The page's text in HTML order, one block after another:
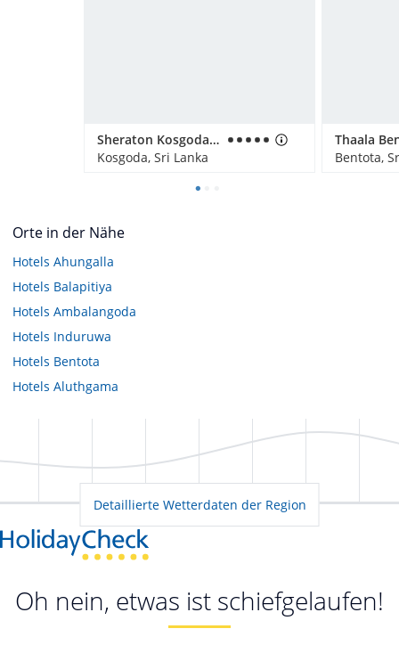
Sheraton Kosgoda Turtle Beach Resort
Kosgoda, Sri Lanka
Thaala
Bentota,
Orte in der Nähe
Hotels Ahungalla
Hotels Balapitiya
Hotels Ambalangoda
Hotels Induruwa
Hotels Bentota
Hotels Aluthgama
Detaillierte Wetterdaten der Region
Oh nein, etwas ist schiefgelaufen!